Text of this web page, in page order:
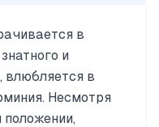
в
и
влюбляется в
Несмотря